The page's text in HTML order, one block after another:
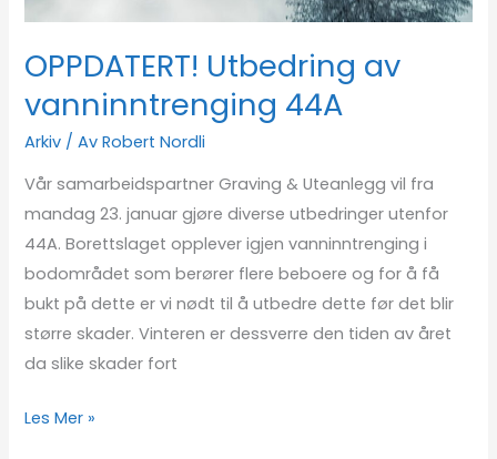
OPPDATERT! Utbedring av
vanninntrenging 44A
Arkiv / Av Robert Nordli
Vår samarbeidspartner Graving & Uteanlegg vil fra
mandag 23. januar gjøre diverse utbedringer utenfor
44A. Borettslaget opplever igjen vanninntrenging i
bodområdet som berører flere beboere og for å få
bukt på dette er vi nødt til å utbedre dette før det blir
større skader. Vinteren er dessverre den tiden av året
da slike skader fort
Les Mer »